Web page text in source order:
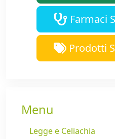
Farmaci
Prodotti
Menu
Legge e Celiachia